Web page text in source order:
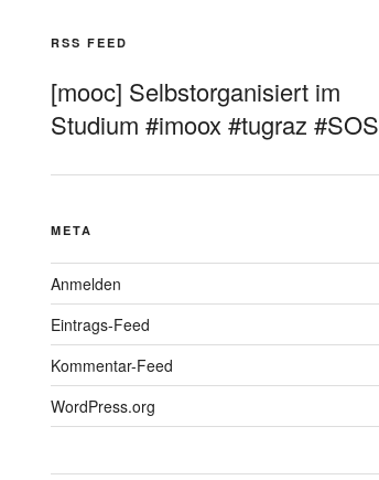
RSS FEED
[mooc] Selbstorganisiert im
Studium #imoox #tugraz #SOS
META
Anmelden
Eintrags-Feed
Kommentar-Feed
WordPress.org